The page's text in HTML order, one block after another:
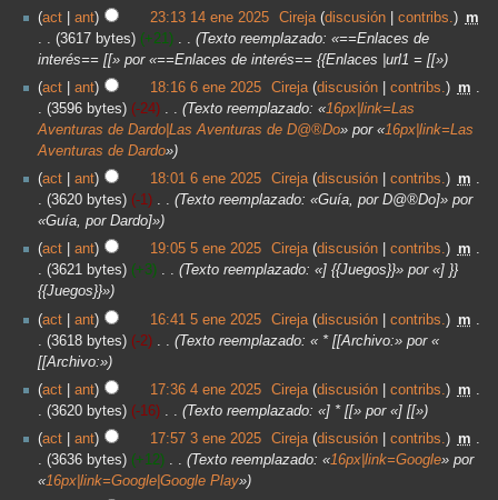
act
ant 23:13 14 ene 2025 Cireja discusión contribs.
m
3617 bytes
+21
Texto reemplazado: «==Enlaces de
interés== [[» por «==Enlaces de interés== {{Enlaces |url1 = [[»
act
ant 18:16 6 ene 2025 Cireja discusión contribs.
m
3596 bytes
-24 Texto reemplazado: «16px|link=Las
Aventuras de Dardo|Las Aventuras de D@®Do» por «16px|link=Las
Aventuras de Dardo»
act
ant 18:01 6 ene 2025 Cireja discusión contribs.
m
3620 bytes
-1
Texto reemplazado: «Guía, por D@®Do]» por
«Guía, por Dardo]»
act
ant 19:05 5 ene 2025 Cireja discusión contribs.
m
3621 bytes
+3
Texto reemplazado: «] {{Juegos}}» por «] }}
{{Juegos}}»
act
ant 16:41 5 ene 2025 Cireja discusión contribs.
m
3618 bytes
-2
Texto reemplazado: « * [[Archivo:» por «
[[Archivo:»
act
ant 17:36 4 ene 2025 Cireja discusión contribs.
m
3620 bytes
-16
Texto reemplazado: «] * [[» por «] [[»
act
ant 17:57 3 ene 2025 Cireja discusión contribs.
m
3636 bytes
+12 Texto reemplazado: «16px|link=Google» por
«16px|link=Google|Google Play»